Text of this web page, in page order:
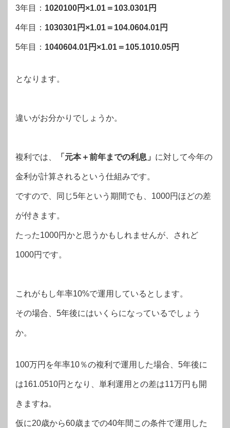
3年目： 1020100円×1.01＝103.0301円
4年目： 1030301円×1.01＝104.0604.01円
5年目： 1040604.01円×1.01＝105.1010.05円
となります。
違いがお分かりでしょうか。
複利では、 「元本＋前年までの利息」 に対して今年の
金利が計算されるという仕組みです。
ですので、同じ5年という期間でも、1000円ほどの差
が付きます。
たった1000円かと思うかもしれませんが、されど
1000円です。
これがもし年率10%で運用しているとします。
その場合、5年後にはいくらになっているでしょう
か。
100万円を年率10％の複利で運用した場合、5年後に
は161.0510円となり、単利運用との差は11万円も開
きますね。
仮に20歳から60歳までの40年間この条件で運用した